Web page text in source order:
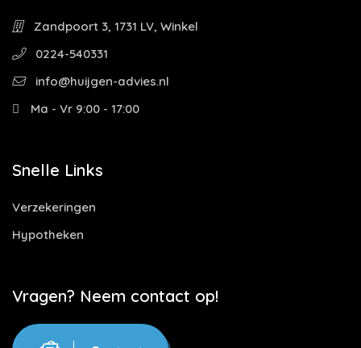
Zandpoort 3, 1731 LV, Winkel
0224-540331
info@huijgen-advies.nl
Ma - Vr 9:00 - 17:00
Snelle Links
Verzekeringen
Hypotheken
Vragen? Neem contact op!